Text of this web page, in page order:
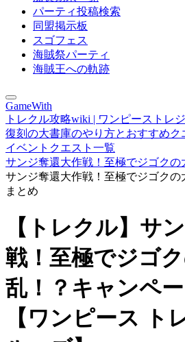
パーティ投稿検索
同盟掲示板
スゴフェス
海賊祭パーティ
海賊王への軌跡
GameWith
トレクル攻略wiki | ワンピーストレ
復刻の大書庫のやり方とおすすめク
イベントクエスト一覧
サンジ奪還大作戦！至極でジゴクの
サンジ奪還大作戦！至極でジゴク
まとめ
【トレクル】サ
戦！至極でジゴ
乱！？キャンペ
【ワンピース ト